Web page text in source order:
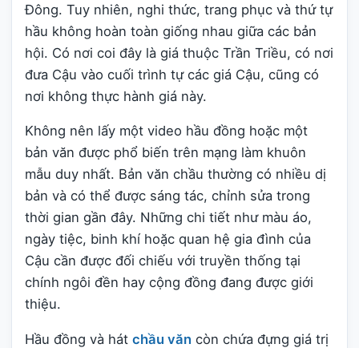
Đông. Tuy nhiên, nghi thức, trang phục và thứ tự
hầu không hoàn toàn giống nhau giữa các bản
hội. Có nơi coi đây là giá thuộc Trần Triều, có nơi
đưa Cậu vào cuối trình tự các giá Cậu, cũng có
nơi không thực hành giá này.
Không nên lấy một video hầu đồng hoặc một
bản văn được phổ biến trên mạng làm khuôn
mẫu duy nhất. Bản văn chầu thường có nhiều dị
bản và có thể được sáng tác, chỉnh sửa trong
thời gian gần đây. Những chi tiết như màu áo,
ngày tiệc, binh khí hoặc quan hệ gia đình của
Cậu cần được đối chiếu với truyền thống tại
chính ngôi đền hay cộng đồng đang được giới
thiệu.
Hầu đồng và hát chầu văn còn chứa đựng giá trị